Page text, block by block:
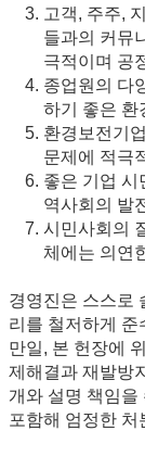
고객, 주주,
들과의 커뮤
극적이며 공
종업원의 다
하기 좋은 환
환경보전기
문제에 적극
좋은 기업 시
역사회의 발
시민사회의
체에는 의연
경영진은 스스로
리를 철저하게 준
만일, 본 헌장에
제해결과 재발방
개와 설명 책임을
포함해 엄정한 처